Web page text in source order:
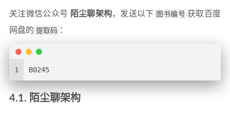
关注微信公众号 陌尘聊架构，发送以下 图书编号 获取百度
网盘的 提取码 ：
1 B0245
4.1. 陌尘聊架构